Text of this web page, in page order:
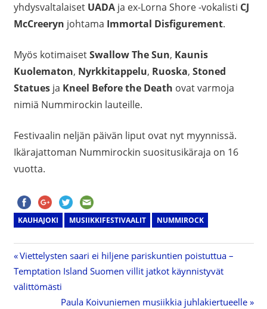
yhdysvaltalaiset UADAja ex-Lorna Shore -vokalisti CJ
McCreeryn johtama Immortal Disfigurement.
Myös kotimaisetSwallow The Sun, Kaunis
Kuolematon, Nyrkkitappelu, Ruoska, Stoned
Statuesja Kneel Before the Death ovat varmoja
nimiä Nummirockin lauteille.
Festivaalin neljän päivän liput ovat nyt myynnissä.
Ikärajattoman Nummirockin suositusikäraja on 16
vuotta.
KAUHAJOKI MUSIIKKIFESTIVAALIT NUMMIROCK
Artikkelien
selaus
Previous
Post:
Viettelysten saari ei hiljene pariskuntien poistuttua –
Temptation Island Suomen villit jatkot käynnistyvät
välittömästi
Next
Paula Koivuniemen musiikkia juhlakiertueelle